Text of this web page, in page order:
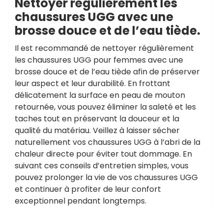
chaussures UGG avec une
brosse douce et de l’eau tiède.
Il est recommandé de nettoyer régulièrement
les chaussures UGG pour femmes avec une
brosse douce et de l’eau tiède afin de préserver
leur aspect et leur durabilité. En frottant
délicatement la surface en peau de mouton
retournée, vous pouvez éliminer la saleté et les
taches tout en préservant la douceur et la
qualité du matériau. Veillez à laisser sécher
naturellement vos chaussures UGG à l’abri de la
chaleur directe pour éviter tout dommage. En
suivant ces conseils d’entretien simples, vous
pouvez prolonger la vie de vos chaussures UGG
et continuer à profiter de leur confort
exceptionnel pendant longtemps.